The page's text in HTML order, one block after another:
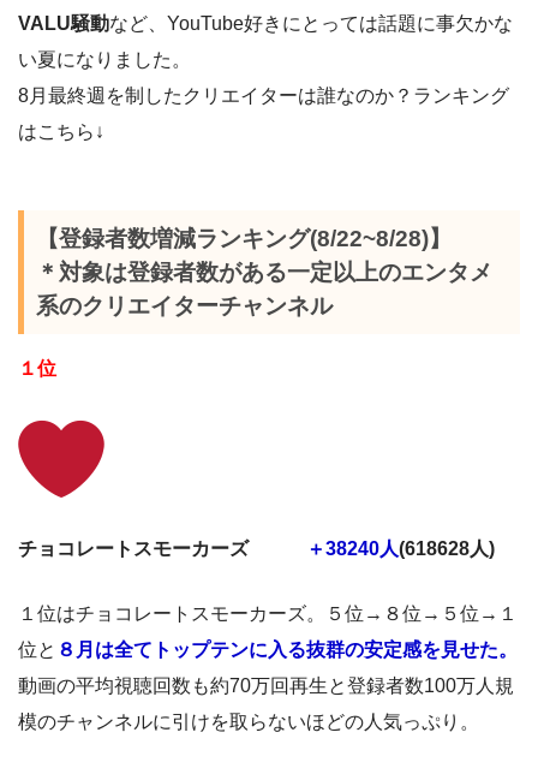
VALU騒動など、YouTube好きにとっては話題に事欠かな
い夏になりました。
8月最終週を制したクリエイターは誰なのか？ランキング
はこちら↓
【登録者数増減ランキング(8/22~8/28)】
＊対象は登録者数がある一定以上のエンタメ
系のクリエイターチャンネル
１位
チョコレートスモーカーズ ＋38240人(618628人)
１位はチョコレートスモーカーズ。５位→８位→５位→１
位と ８月は全てトップテンに入る抜群の安定感を見せた。
動画の平均視聴回数も約70万回再生と登録者数100万人規
模のチャンネルに引けを取らないほどの人気っぷり。